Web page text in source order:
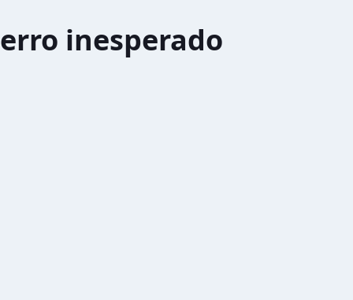
erro inesperado